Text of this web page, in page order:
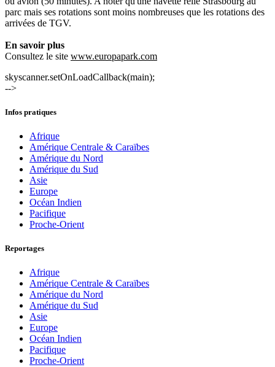
parc mais ses rotations sont moins nombreuses que les rotations des
arrivées de TGV.
En savoir plus
Consultez le site www.europapark.com
skyscanner.setOnLoadCallback(main);
-->
Infos pratiques
Afrique
Amérique Centrale & Caraïbes
Amérique du Nord
Amérique du Sud
Asie
Europe
Océan Indien
Pacifique
Proche-Orient
Reportages
Afrique
Amérique Centrale & Caraïbes
Amérique du Nord
Amérique du Sud
Asie
Europe
Océan Indien
Pacifique
Proche-Orient